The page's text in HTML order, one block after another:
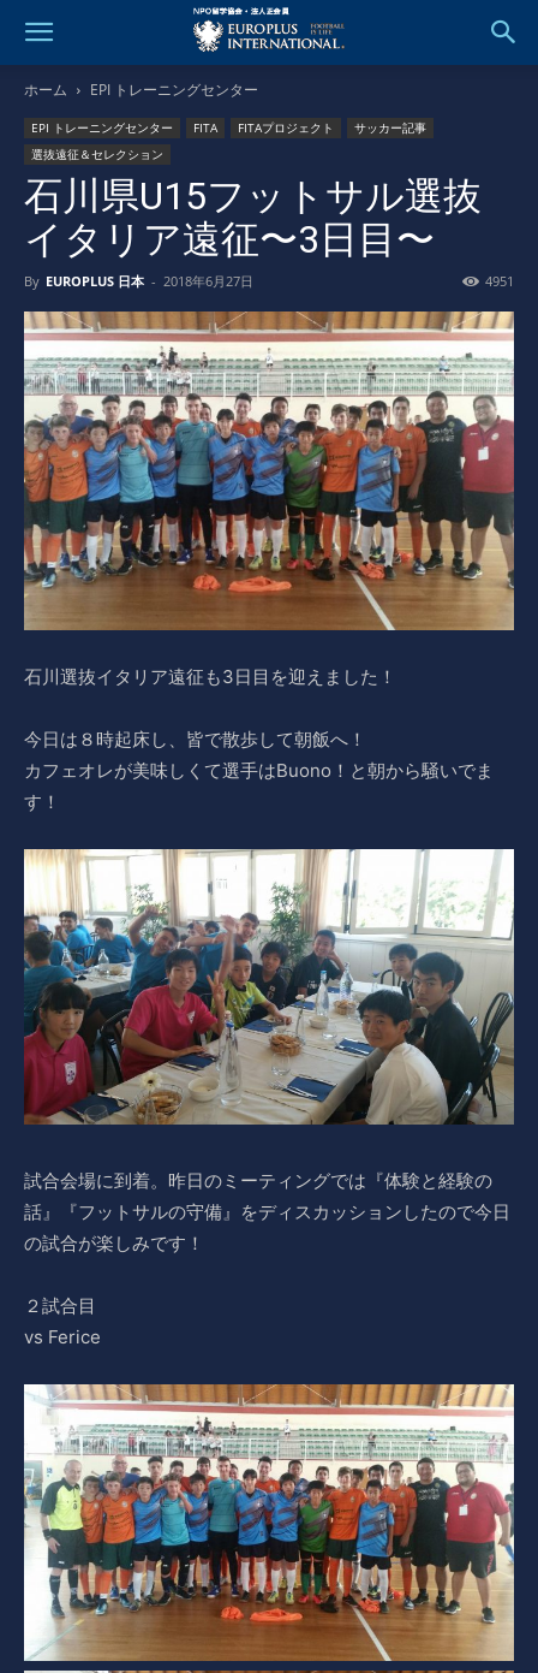
ホーム EPI トレーニングセンター
EPI トレーニングセンター FITA FITAプロジェクト
サッカー記事
選抜遠征＆セレクション
石川県U15フットサル選抜
イタリア遠征〜3日目〜
By EUROPLUS 日本 - 2018年6月27日 4951
石川選抜イタリア遠征も3日目を迎えました！
今日は８時起床し、皆で散歩して朝飯へ！
カフェオレが美味しくて選手はBuono！と朝から騒いでま
す！
試合会場に到着。昨日のミーティングでは『体験と経験の
話』『フットサルの守備』をディスカッションしたので今日
の試合が楽しみです！
２試合目
vs Ferice